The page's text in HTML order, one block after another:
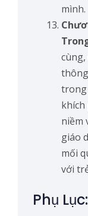
mình.
trong
khích
niềm
giáo
mối
với
Phụ Lục: